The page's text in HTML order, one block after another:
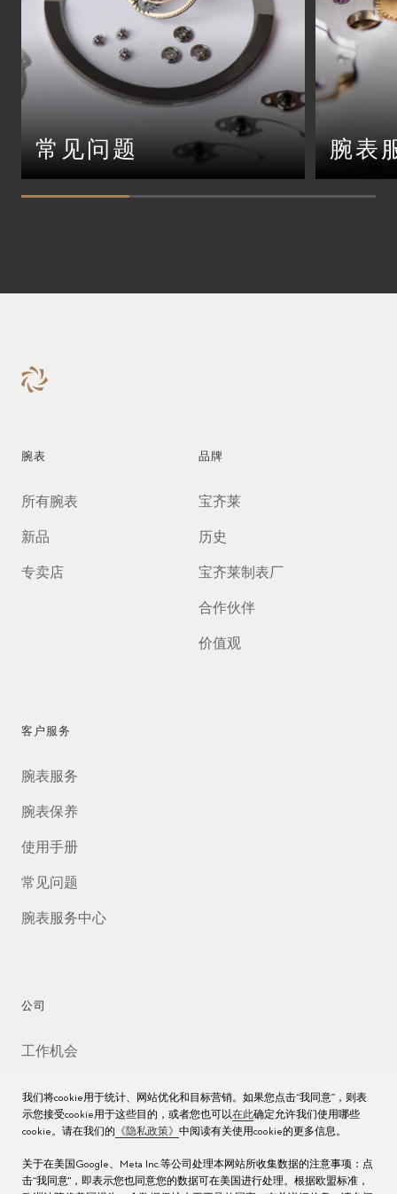
常见问题 腕表
腕表
所有腕表
新品
专卖店
品牌
宝齐莱
历史
宝齐莱制表厂
合作伙伴
价值观
客户服务
腕表服务
腕表保养
使用手册
常见问题
腕表服务中心
公司
工作机会
联络我们
沪ICP备16013004号
我们将cookie用于统计、网站优化和目标营销。如果您点击“我同意”，则表
示您接受cookie用于这些目的，或者您也可以在此确定允许我们使用哪些
cookie。请在我们的 《隐私政策》 中阅读有关使用cookie的更多信息。
关于在美国Google、Meta Inc.等公司处理本网站所收集数据的注意事项：点
击“我同意"，即表示您也同意您的数据可在美国进行处理。根据欧盟标准，